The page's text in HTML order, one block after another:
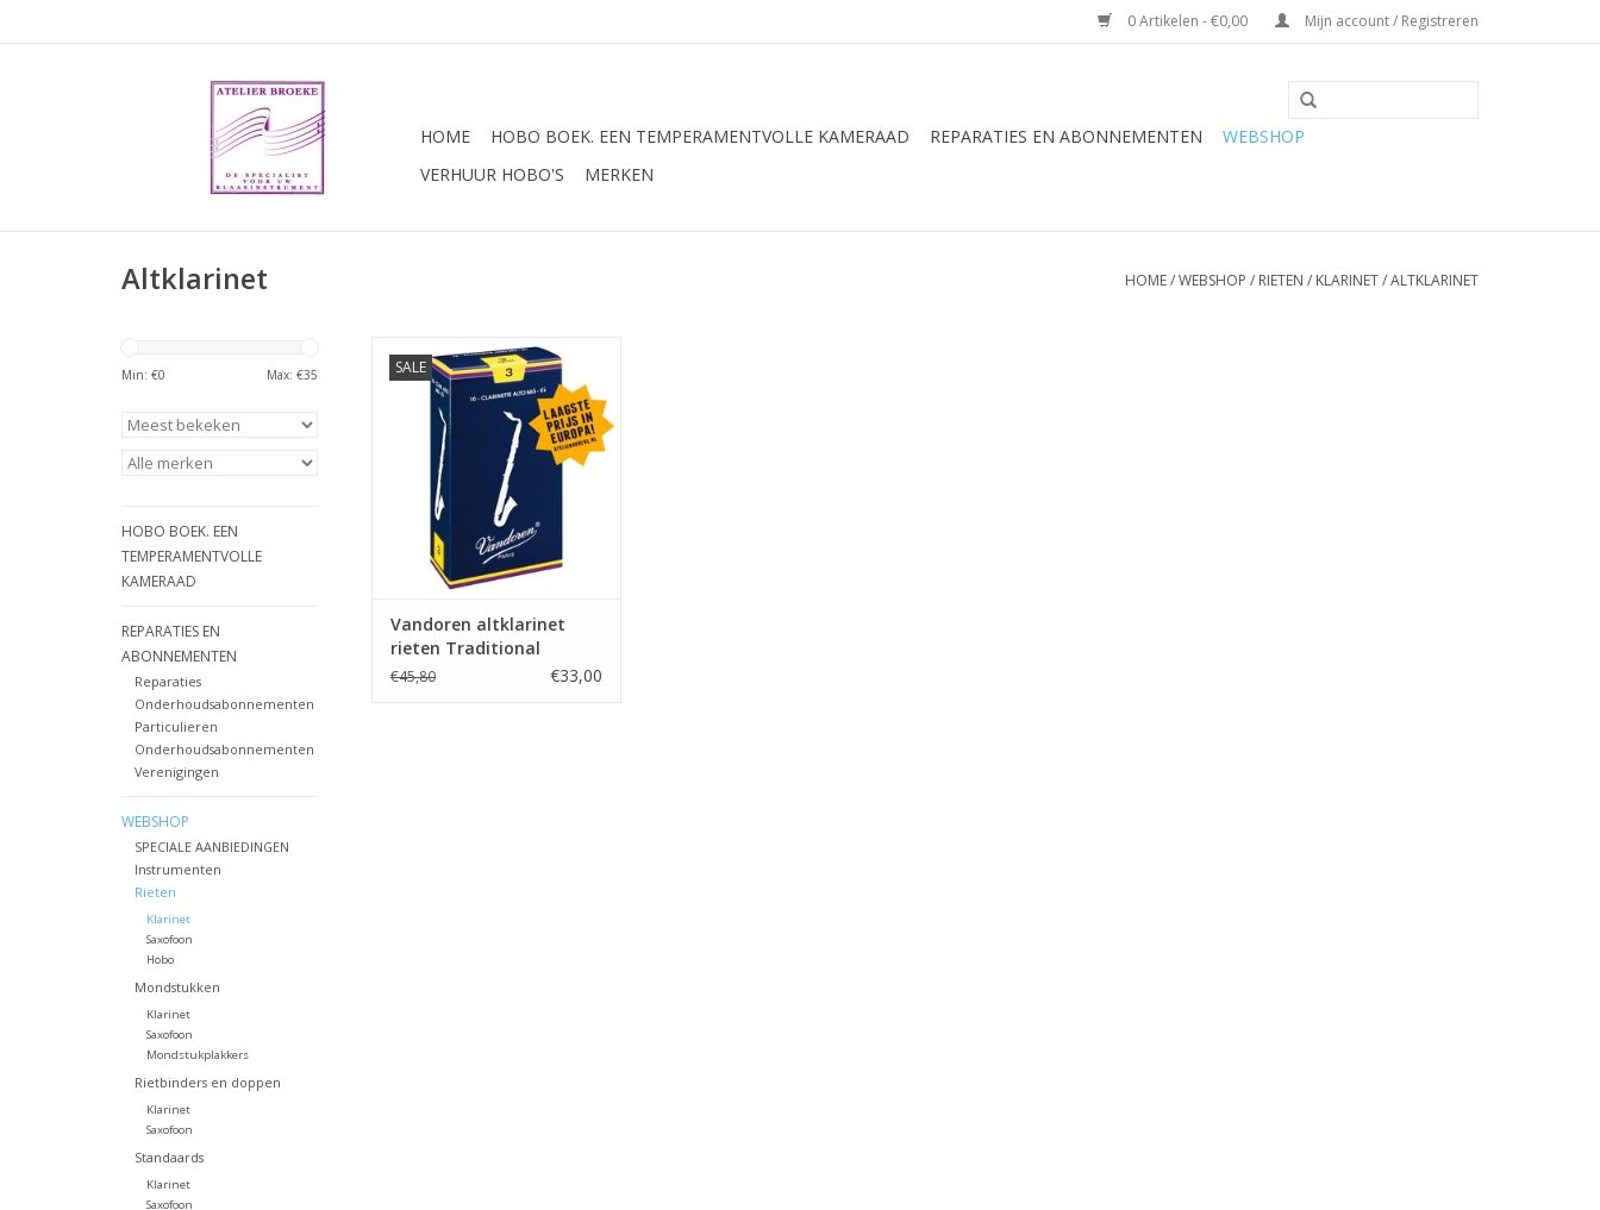
0 Artikelen - €0,00 Mijn account / Registreren
HOME HOBO BOEK. EEN TEMPERAMENTVOLLE KAMERAAD REPARATIES EN ABONNEMENTEN
WEBSHOP
VERHUUR HOBO'S
MERKEN
Altklarinet HOME/WEBSHOP / RIETEN / KLARINET/ALTKLARINET
Min: €0 Max: €35
HOBO BOEK. EEN
TEMPERAMENTVOLLE
KAMERAAD
REPARATIES EN
ABONNEMENTEN
Reparaties
Onderhoudsabonnementen
Particulieren
Onderhoudsabonnementen
Verenigingen
WEBSHOP
SPECIALE AANBIEDINGEN
Instrumenten
Rieten
Klarinet
Saxofoon
Hobo
Mondstukken
Klarinet
Saxofoon
Mondstukplakkers
Rietbinders en doppen
Klarinet
Saxofoon
Standaards
Klarinet
Saxofoon
SALE
Vandoren altklarinet rieten
Traditional
Vandoren altklarinet
rieten Traditional
€45,80 €33,00